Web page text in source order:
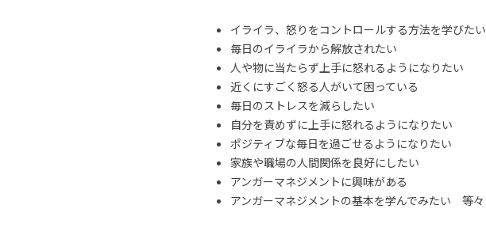
イライラ、怒りをコントロールする方法を学びたい
毎日のイライラから解放されたい
人や物に当たらず上手に怒れるようになりたい
近くにすごく怒る人がいて困っている
毎日のストレスを減らしたい
自分を責めずに上手に怒れるようになりたい
ポジティブな毎日を過ごせるようになりたい
家族や職場の人間関係を良好にしたい
アンガーマネジメントに興味がある
アンガーマネジメントの基本を学んでみたい 等々